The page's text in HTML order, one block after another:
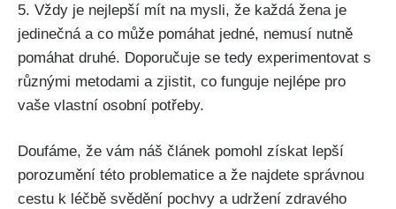
5. Vždy je nejlepší mít na mysli, ‍že každá žena je
jedinečná a co ​může pomáhat jedné, nemusí nutně
pomáhat druhé. Doporučuje se tedy experimentovat s
různými metodami a ⁣zjistit, co funguje nejlépe pro
vaše vlastní osobní potřeby.
Doufáme, že vám náš článek pomohl získat lepší
porozumění této problematice a že najdete ‍správnou
cestu k léčbě svědění​ pochvy a udržení zdravého